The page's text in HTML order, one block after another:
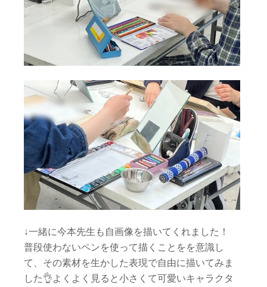
↓一緒に今本先生も自画像を描いてくれました！
普段使わないペンを使って描くことをを意識し
て、その素材を生かした表現で自由に描いてみま
した👌よくよく見ると小さくて可愛いキャラクタ